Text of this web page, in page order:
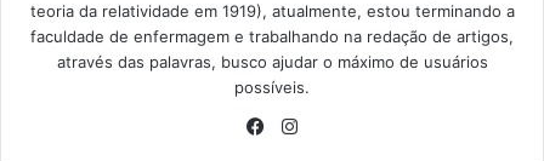
teoria da relatividade em 1919), atualmente, estou terminando a
faculdade de enfermagem e trabalhando na redação de artigos,
através das palavras, busco ajudar o máximo de usuários
possíveis.
Facebook